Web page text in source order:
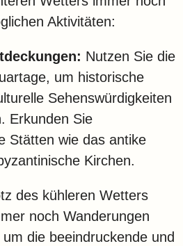
Aktivitäten:
Nutzen Sie die
um historische
Sehenswürdigkeiten
Erkunden Sie
Stätten wie das antike
Kirchen.
des kühleren Wetters
noch Wanderungen
die beeindruckende und